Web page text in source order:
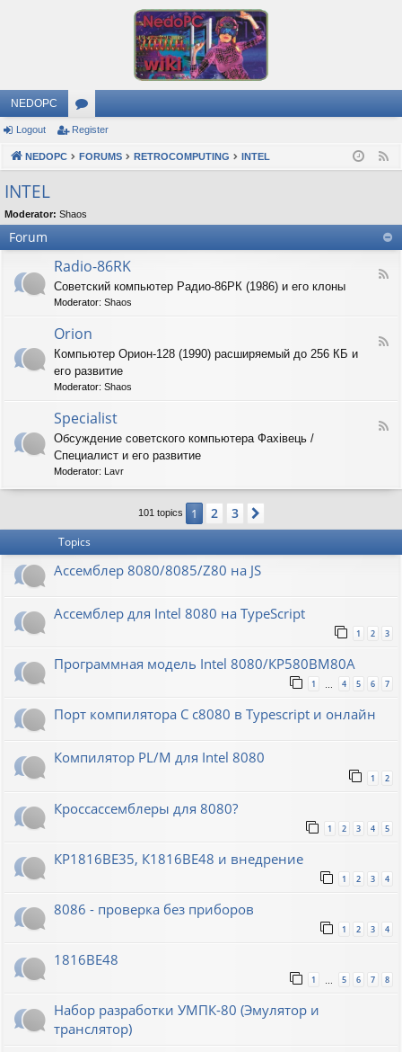
NEDOPC
or
u
s
Logout Register
NEDOPC FORUMS RETROCOMPUTING INTEL
INTEL
Moderator: Shaos
Forum
F
d
R
o
8
Radio-86RK
Советский компьютер Радио-86РК (1986) и его клоны
Moderator: Shaos
F
Orion
Компьютер Орион-128 (1990) расширяемый до 256 КБ и
его развитие
Moderator: Shaos
F
i
i
t
Specialist
Обсуждение советского компьютера Фахiвець /
Специалист и его развитие
Moderator: Lavr
101 topics 1 2 3
Topics
Ассемблер 8080/8085/Z80 на JS
Ассемблер для Intel 8080 на TypeScript
1 2 3
Программная модель Intel 8080/КР580ВМ80А
1 … 4 5 6 7
Порт компилятора С с8080 в Typescript и онлайн
Компилятор PL/M для Intel 8080
1 2
Кроссассемблеры для 8080?
1 2 3 4 5
КР1816ВЕ35, К1816ВЕ48 и внедрение
1 2 3 4
8086 - проверка без приборов
1 2 3 4
1816ВЕ48
1 5 6 7 8
Набор разработки УМПК-80 (Эмулятор и
транслятор)